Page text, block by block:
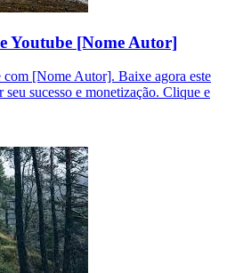
Youtube [Nome Autor]
[Nome Autor]. Baixe agora este
sucesso e monetização. Clique e